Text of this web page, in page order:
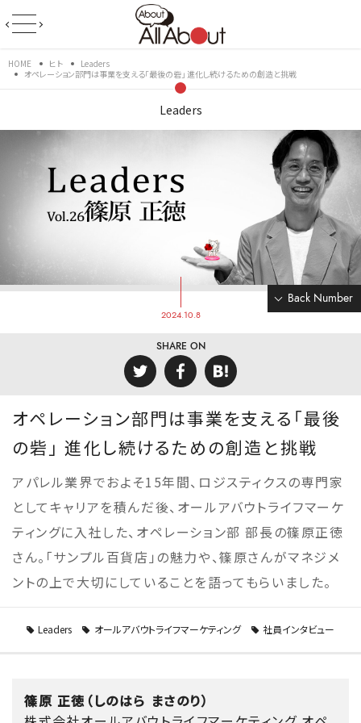
HOME ヒト
Leaders
オペレーション部門は事業を支える「最後の砦」 進化し続けるための創造と挑戦
Leaders
Back Number
2024.10.8
SHARE ON
オペレーション部門は事業を支える「最後
の砦」 進化し続けるための創造と挑戦
アパレル業界でおよそ15年間、ロジスティクスの専門家
としてキャリアを積んだ後、オールアバウトライフマーケ
ティングに入社した、オペレーション部 部長の篠原正徳
さん。「サンプル百貨店」の魅力や、篠原さんがマネジメ
ントの上で大切にしていることを語ってもらいました。
Leaders オールアバウトライフマーケティング 社員インタビュー
篠原 正徳（しのはら まさのり）